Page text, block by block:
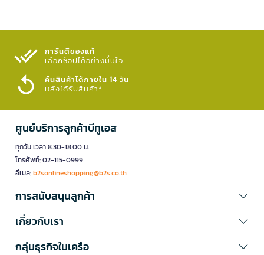
การันตีของแท้
เลือกช้อปได้อย่างมั่นใจ​
คืนสินค้าได้ภายใน 14 วัน
หลังได้รับสินค้า*
ศูนย์บริการลูกค้าบีทูเอส
ทุกวัน เวลา 8.30-18.00 น.
โทรศัพท์: 02-115-0999
อีเมล:b2sonlineshopping@b2s.co.th
การสนับสนุนลูกค้า
เกี่ยวกับเรา
กลุ่มธุรกิจในเครือ